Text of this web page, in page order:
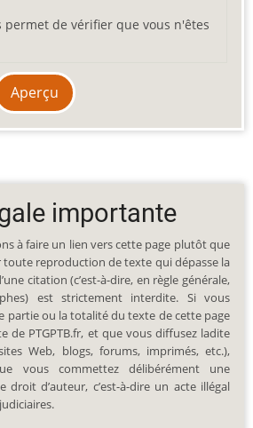
permet de vérifier que vous n'êtes
importante
à faire un lien vers cette page plutôt que
toute reproduction de texte qui dépasse la
citation (c’est-à-dire, en règle générale,
est strictement interdite. Si vous
partie ou la totalité du texte de cette page
de PTGPTB.fr, et que vous diffusez ladite
Web, blogs, forums, imprimés, etc.),
vous commettez délibérément une
d’auteur, c’est-à-dire un acte illégal